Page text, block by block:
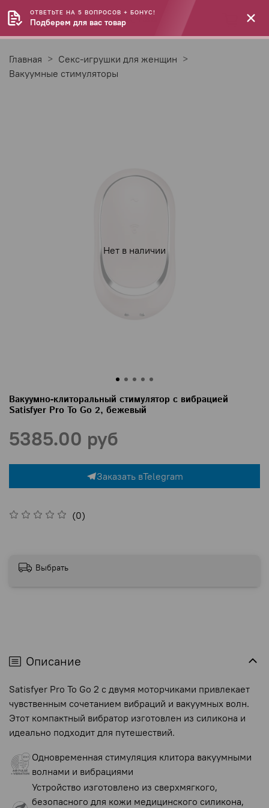
Главная
Секс-игрушки для женщин
Вакуумные стимуляторы
Нет в наличии
Вакуумно-клиторальный стимулятор с вибрацией
Satisfyer Pro To Go 2, бежевый
(0)
5385.00 руб
Заказать вTelegram
Выбрать
Описание
Satisfyer Pro To Go 2 с двумя моторчиками привлекает
чувственным сочетанием вибраций и вакуумных волн.
Этот компактный вибратор изготовлен из силикона и
идеально подходит для путешествий.
Одновременная стимуляция клитора вакуумными
волнами и вибрациями
Устройство изготовлено из сверхмягкого,
безопасного для кожи медицинского силикона,
ОТВЕТЬТЕ НА 5 ВОПРОСОВ + БОНУС!
Подберем для вас товар